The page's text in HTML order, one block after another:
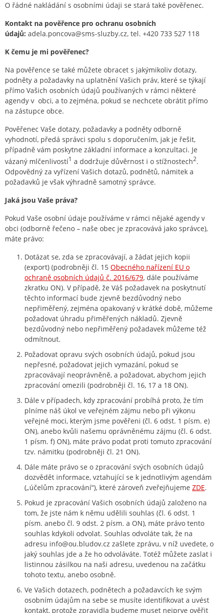
O řádné nakládání s osobními údaji se stará také pověřenec.
Kontakt na pověřence pro ochranu osobních
údajů: adela.poncova@sms-sluzby.cz, tel. +420 733 527 118
K čemu je mi pověřenec?
Na pověřence se také můžete obracet s jakýmikoliv dotazy,
podněty a požadavky na uplatnění Vašich práv, které se týkají
přímo Vašich osobních údajů používaných v rámci některé
agendy v obci, a to zejména, pokud se nechcete obrátit přímo
na zástupce obce.
Pověřenec Vaše dotazy, požadavky a podněty odborně
vyhodnotí, předá správci spolu s doporučením, jak je řešit,
případně vám poskytne základní informace a konzultaci. Je
vázaný mlčenlivostí1 a dodržuje důvěrnost i o stížnostech2.
Odpovědný za vyřízení Vašich dotazů, podnětů, námitek a
požadavků je však výhradně samotný správce.
Jaká jsou Vaše práva?
Pokud Vaše osobní údaje používáme v rámci nějaké agendy v
obci (odborně řečeno – naše obec je zpracovává jako správce),
máte právo:
Dotázat se, zda se zpracovávají, a žádat jejich kopii
(export) (podrobněji čl. 15 Obecného nařízení EU o
ochraně osobních údajů č. 2016/679, dále používáme
zkratku ON). V případě, že Váš požadavek na poskytnutí
těchto informací bude zjevně bezdůvodný nebo
nepřiměřený, zejména opakovaný v krátké době, můžeme
požadovat úhradu přiměřených nákladů. Zjevně
bezdůvodný nebo nepřiměřený požadavek můžeme též
odmítnout.
Požadovat opravu svých osobních údajů, pokud jsou
nepřesné, požadovat jejich vymazání, pokud se
zpracovávají neoprávněně, a požadovat, abychom jejich
zpracování omezili (podrobněji čl. 16, 17 a 18 ON).
Dále v případech, kdy zpracování probíhá proto, že tím
plníme náš úkol ve veřejném zájmu nebo při výkonu
veřejné moci, kterým jsme pověřeni (čl. 6 odst. 1 písm. e)
ON), anebo kvůli našemu oprávněnému zájmu (čl. 6 odst.
1 písm. f) ON), máte právo podat proti tomuto zpracování
tzv. námitku (podrobněji čl. 21 ON).
Dále máte právo se o zpracování svých osobních údajů
dozvědět informace, vztahující se k jednotlivým agendám
(„účelům zpracování“), které zároveň zveřejňujeme ZDE.
Pokud je zpracování Vašich osobních údajů založeno na
tom, že jste nám k němu udělili souhlas (čl. 6 odst. 1
písm. anebo čl. 9 odst. 2 písm. a ON), máte právo tento
souhlas kdykoli odvolat. Souhlas odvoláte tak, že na
adresu info@ou.bludov.cz zašlete zprávu, v níž uvedete, o
jaký souhlas jde a že ho odvoláváte. Totéž můžete zaslat i
listinnou zásilkou na naši adresu, uvedenou na začátku
tohoto textu, anebo osobně.
Ve Vašich dotazech, podnětech a požadavcích ke svým
osobním údajům na sebe se musíte identifikovat a uvést
kontakt, protože zpravidla budeme muset nejprve ověřit